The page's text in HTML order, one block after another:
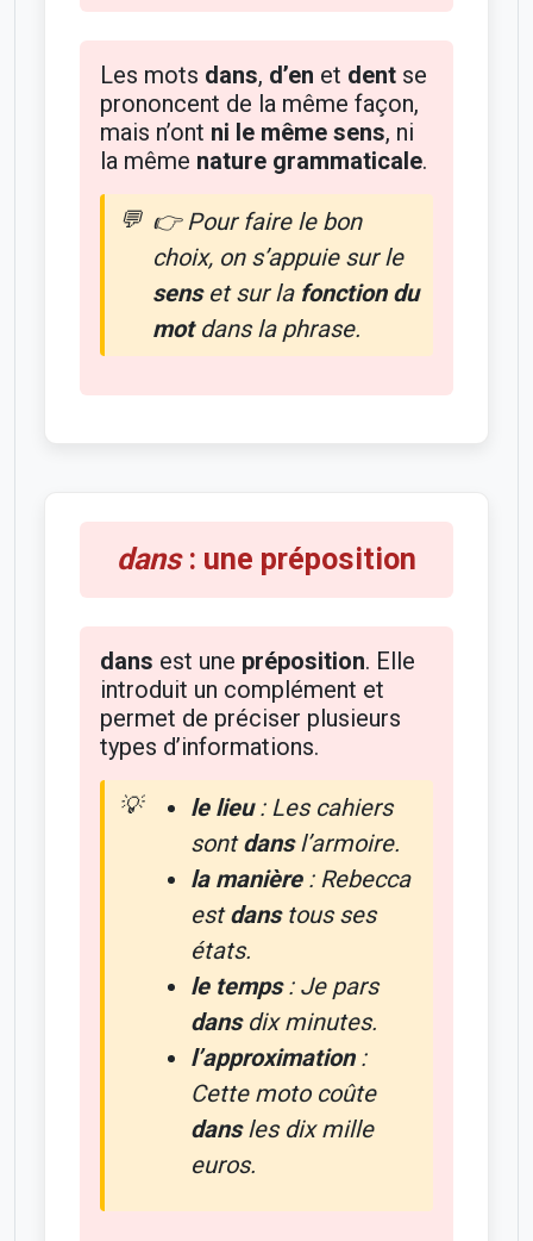
Les mots dans, d’en et dentse
prononcent de la même façon,
mais n’ont ni le même sens, ni
la même nature grammaticale.
👉 Pour faire le bon
choix, on s’appuie sur le
senset sur la fonction du
motdans la phrase.
dans: une préposition
dans est une préposition. Elle
introduit un complément et
permet de préciser plusieurs
types d’informations.
le lieu: Les cahiers
sontdansl’armoire.
la manière: Rebecca
estdanstous ses
états.
le temps: Je pars
dansdix minutes.
l’approximation:
Cette moto coûte
dansles dix mille
euros.